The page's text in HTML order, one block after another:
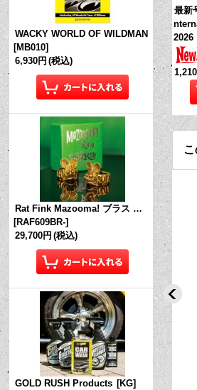
WACKY WORLD OF WILDMAN
[MB010]
6,930円 (税込)
Rat Fink Mazooma! ブラス リング
[RAF609BR-]
29,700円 (税込)
GOLD RUSH Products [KG]
最新
2026